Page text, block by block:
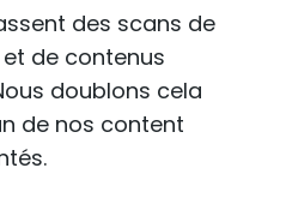
des scans de
de contenus
doublons cela
de nos content